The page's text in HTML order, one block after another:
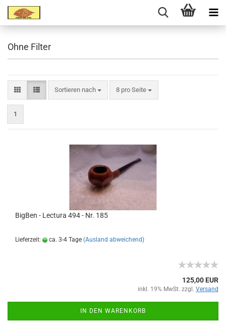
Ohne Filter
Sortieren nach 8 pro Seite
1
BigBen - Lectura 494 - Nr. 185
Lieferzeit: ca. 3-4 Tage (Ausland abweichend)
125,00 EUR
inkl. 19% MwSt. zzgl. Versand
IN DEN WARENKORB